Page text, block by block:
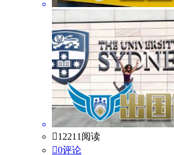
12211阅读
0评论